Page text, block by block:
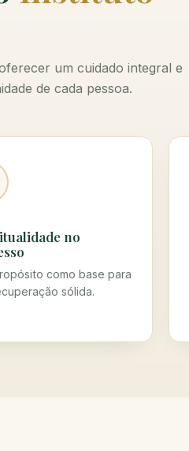
um cuidado integral e
de cada pessoa.
no
como base para
sólida.